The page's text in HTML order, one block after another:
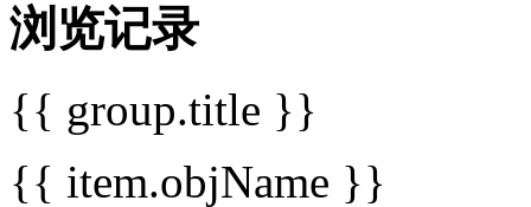
浏览记录
{{ group.title }}
{{ item.objName }}